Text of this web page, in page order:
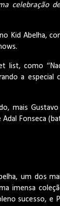
celebração
Kid Abelha,
como
a especial
mais
Adal Fonseca
um dos
imensa
sucesso, e